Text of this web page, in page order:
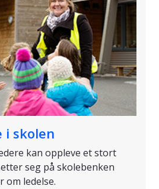
i skolen
kan oppleve et stort
seg på skolebenken
om ledelse.